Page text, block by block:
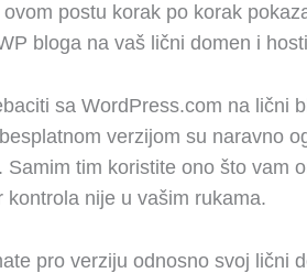
ovom postu korak po korak
bloga na vaš lični domen i
sa WordPress.com na lični
verzijom su naravno
Samim tim koristite ono što vam
kontrola nije u vašim rukama.
pro verziju odnosno svoj lični